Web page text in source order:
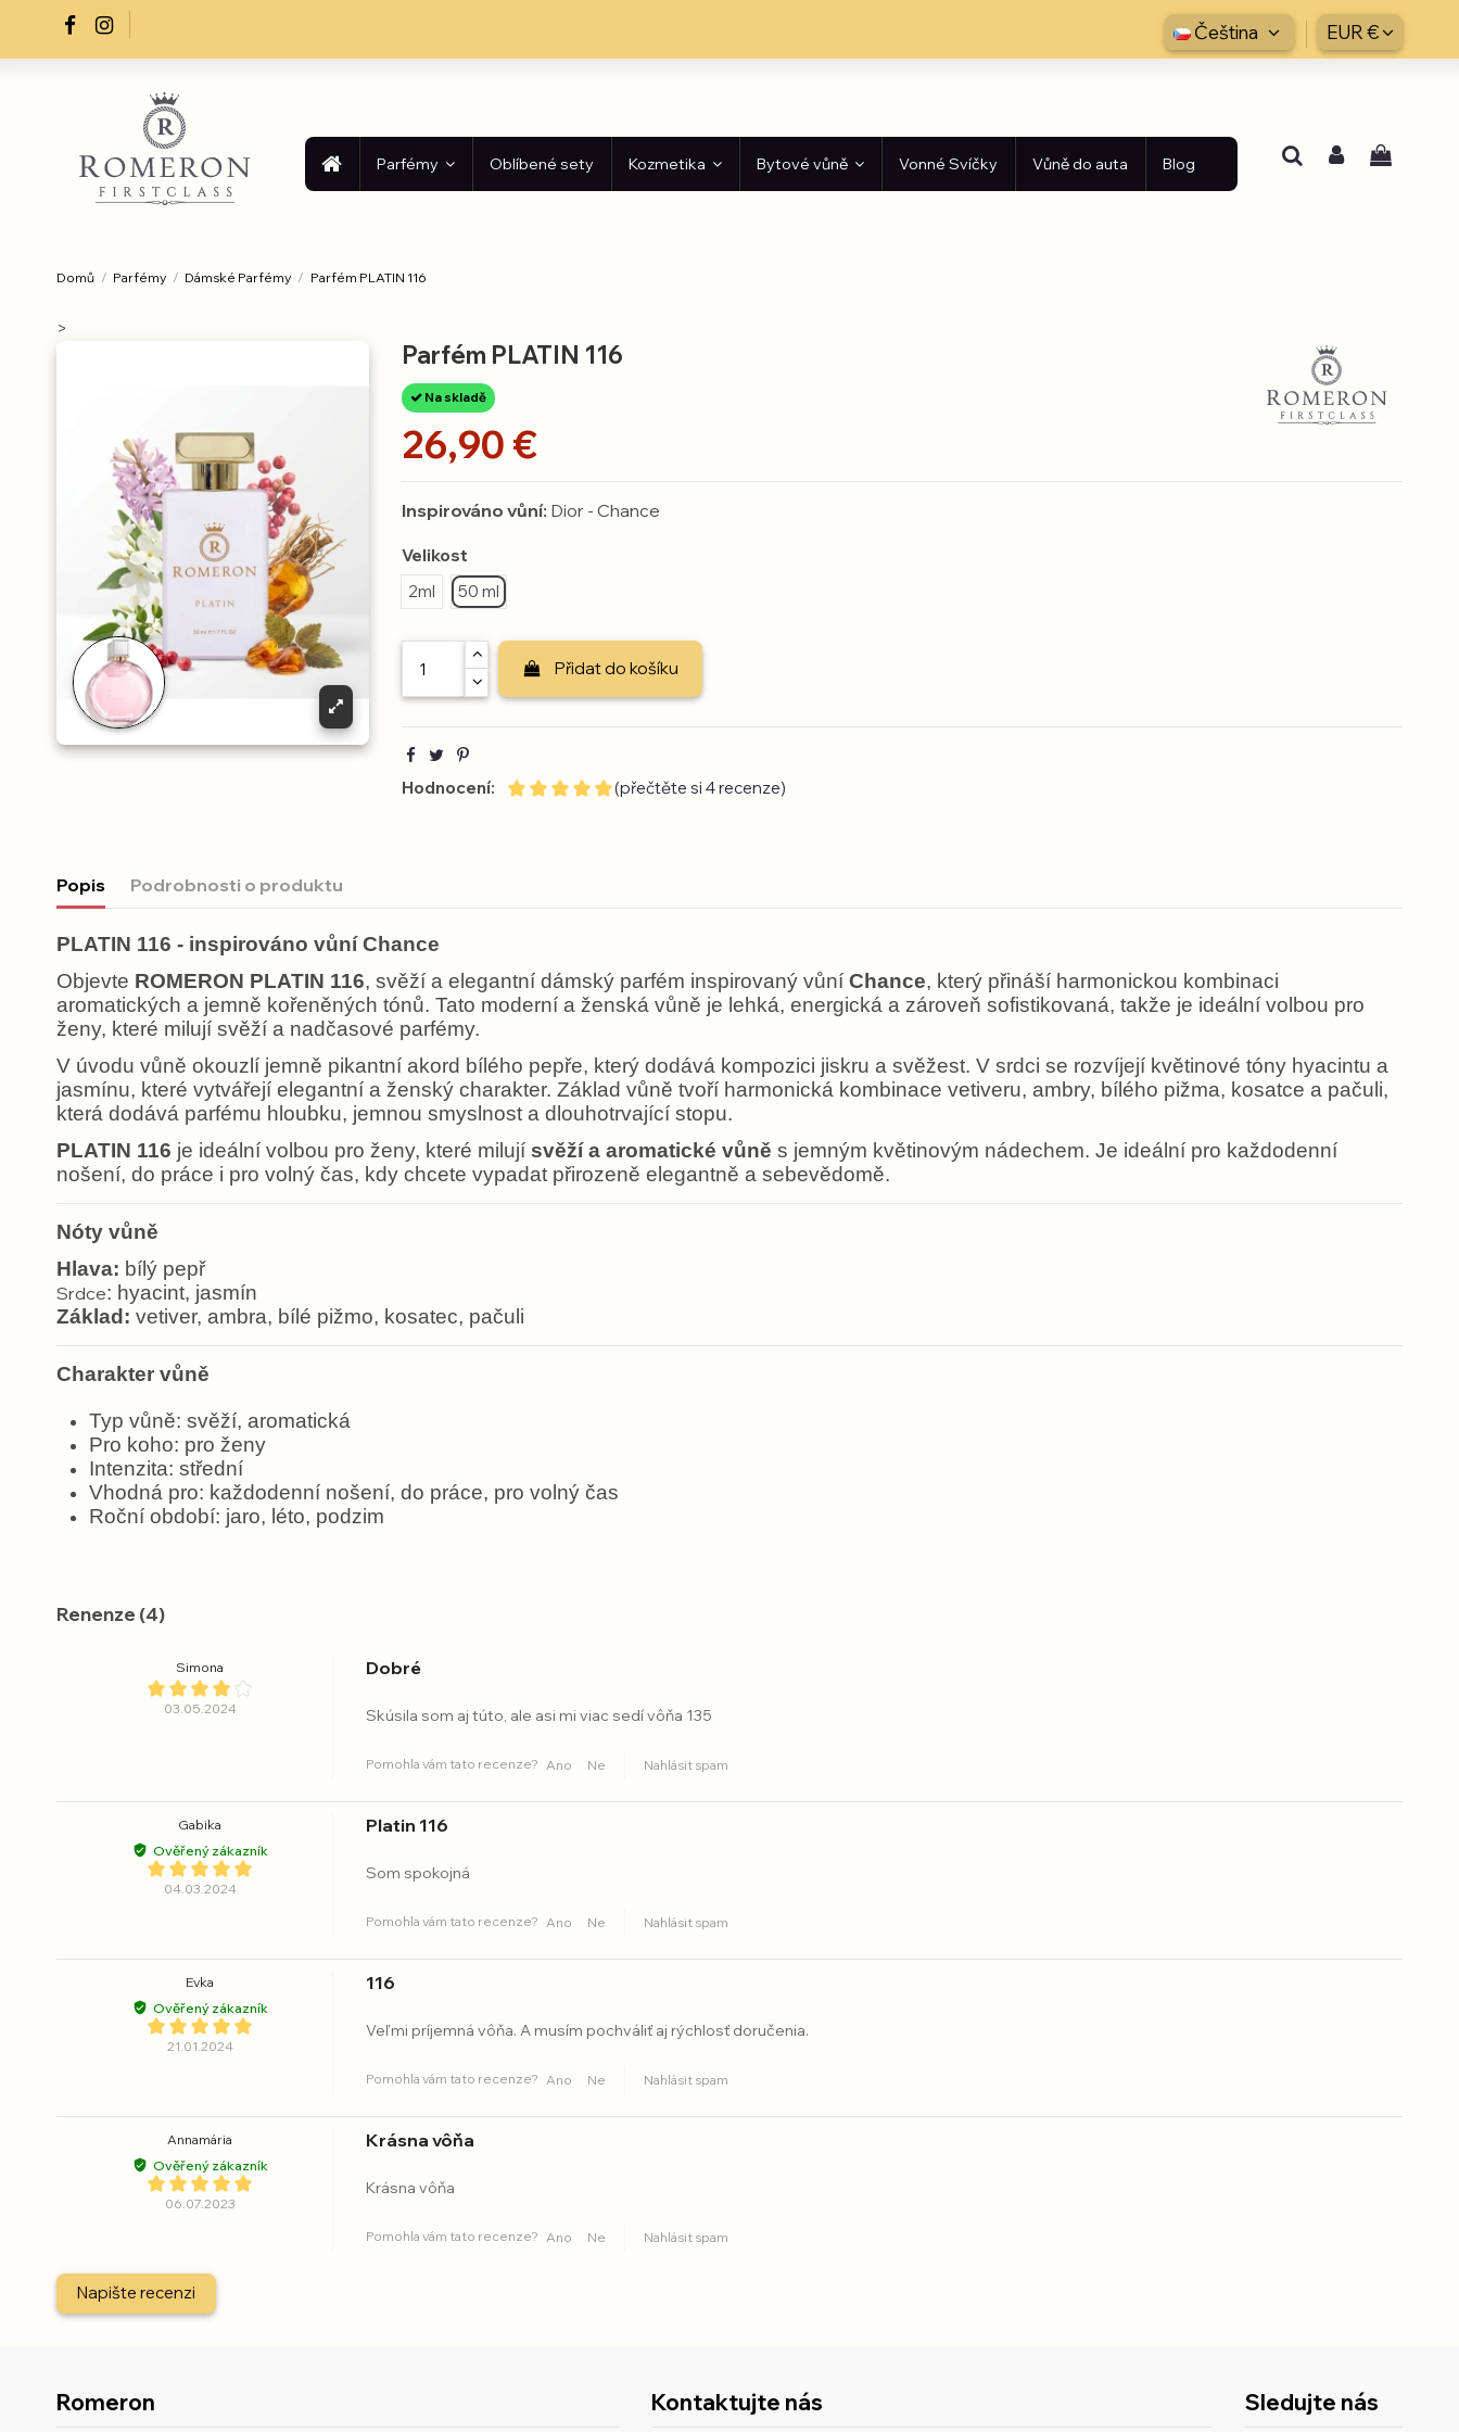
Čeština EUR €
Parfémy Oblíbené sety Kozmetika Bytové vůně Vonné Svíčky Vůně do auta Blog
Domů Parfémy Dámské Parfémy Parfém PLATIN 116
>
Parfém PLATIN 116
Na skladě
26,90 €
Inspirováno vůní: Dior - Chance
Velikost
2ml
50 ml
Přidat do košíku
Hodnocení: (přečtěte si 4 recenze)
Popis Podrobnosti o produktu
PLATIN 116 - inspirováno vůní Chance
Objevte ROMERON PLATIN 116, svěží a elegantní dámský parfém inspirovaný vůní Chance, který přináší harmonickou kombinaci
aromatických a jemně kořeněných tónů. Tato moderní a ženská vůně je lehká, energická a zároveň sofistikovaná, takže je ideální volbou pro
ženy, které milují svěží a nadčasové parfémy.
V úvodu vůně okouzlí jemně pikantní akord bílého pepře, který dodává kompozici jiskru a svěžest. V srdci se rozvíjejí květinové tóny hyacintu a
jasmínu, které vytvářejí elegantní a ženský charakter. Základ vůně tvoří harmonická kombinace vetiveru, ambry, bílého pižma, kosatce a pačuli,
která dodává parfému hloubku, jemnou smyslnost a dlouhotrvající stopu.
PLATIN 116 je ideální volbou pro ženy, které milují svěží a aromatické vůně s jemným květinovým nádechem. Je ideální pro každodenní
nošení, do práce i pro volný čas, kdy chcete vypadat přirozeně elegantně a sebevědomě.
Nóty vůně
Hlava: bílý pepř
Srdce: hyacint, jasmín
Základ: vetiver, ambra, bílé pižmo, kosatec, pačuli
Charakter vůně
Typ vůně: svěží, aromatická
Pro koho: pro ženy
Intenzita: střední
Vhodná pro: každodenní nošení, do práce, pro volný čas
Roční období: jaro, léto, podzim
Renenze (4)
Simona
03.05.2024
Dobré
Skúsila som aj túto, ale asi mi viac sedí vôňa 135
Pomohla vám tato recenze? Ano Ne Nahlásit spam
Gabika
Ověřený zákazník
04.03.2024
Platin 116
Som spokojná
Pomohla vám tato recenze? Ano Ne Nahlásit spam
Evka
Ověřený zákazník
21.01.2024
116
Veľmi príjemná vôňa. A musím pochváliť aj rýchlosť doručenia.
Pomohla vám tato recenze? Ano Ne Nahlásit spam
Annamária
Ověřený zákazník
06.07.2023
Krásna vôňa
Krásna vôňa
Pomohla vám tato recenze? Ano Ne Nahlásit spam
Napište recenzi
Romeron Kontaktujte nás Sledujte nás